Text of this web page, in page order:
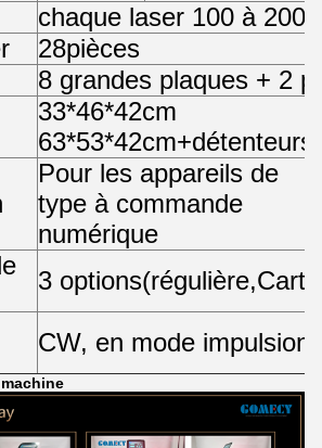
chaque laser 100 à 200
28pièces
8 grandes plaques + 2
33*46*42cm
63*53*42cm+détenteurs
Pour les appareils de
type à commande
numérique
3 options(régulière,
CW, en mode impulsion